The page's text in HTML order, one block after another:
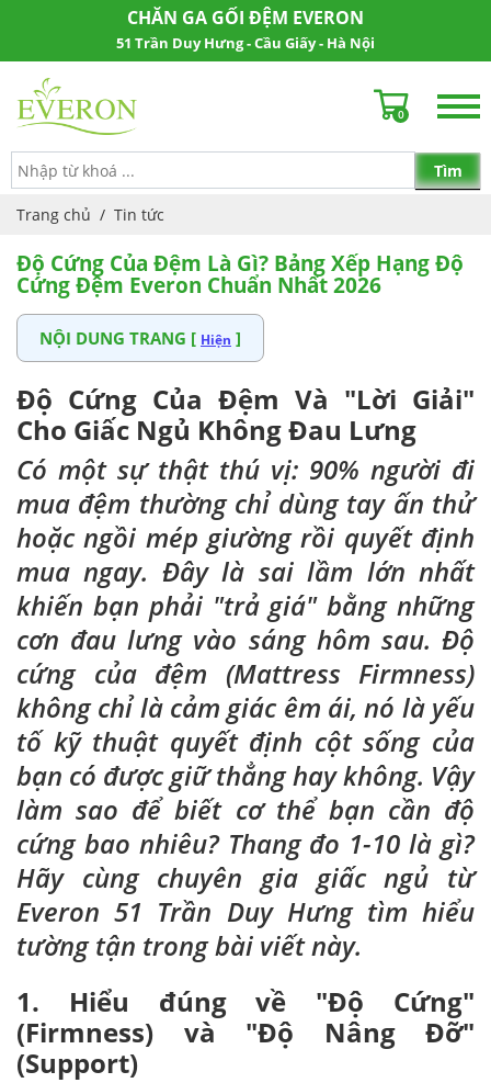
CHĂN GA GỐI ĐỆM EVERON
51 Trần Duy Hưng - Cầu Giấy - Hà Nội
0
Trang chủ / Tin tức
Độ Cứng Của Đệm Là Gì? Bảng Xếp Hạng Độ
Cứng Đệm Everon Chuẩn Nhất 2026
NỘI DUNG TRANG [ Hiện ]
Độ Cứng Của Đệm Và "Lời Giải"
Cho Giấc Ngủ Không Đau Lưng
Có một sự thật thú vị: 90% người đi
mua đệm thường chỉ dùng tay ấn thử
hoặc ngồi mép giường rồi quyết định
mua ngay. Đây là sai lầm lớn nhất
khiến bạn phải "trả giá" bằng những
cơn đau lưng vào sáng hôm sau. Độ
cứng của đệm (Mattress Firmness)
không chỉ là cảm giác êm ái, nó là yếu
tố kỹ thuật quyết định cột sống của
bạn có được giữ thẳng hay không. Vậy
làm sao để biết cơ thể bạn cần độ
cứng bao nhiêu? Thang đo 1-10 là gì?
Hãy cùng chuyên gia giấc ngủ từ
Everon 51 Trần Duy Hưng tìm hiểu
tường tận trong bài viết này.
1. Hiểu đúng về "Độ Cứng"
(Firmness) và "Độ Nâng Đỡ"
(Support)